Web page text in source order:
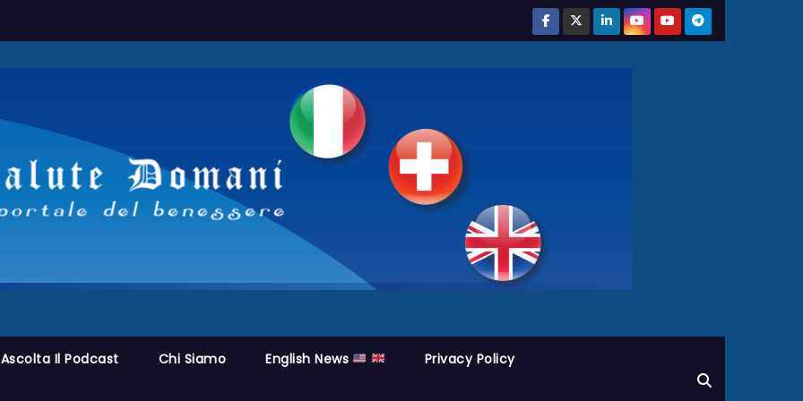
Ascolta Il Podcast Chi Siamo English News Privacy Policy